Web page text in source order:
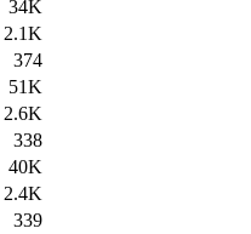
34K
2.1K
374
51K
2.6K
338
40K
2.4K
339